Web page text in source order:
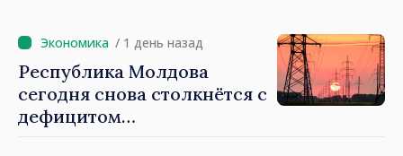
/ 1 день назад
Республика Молдова
сегодня снова столкнётся с
дефицитом